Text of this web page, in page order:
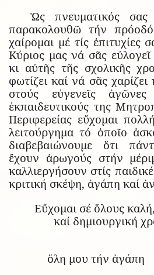
Ὡς πνευματικός
παρακολουθῶ τήν
χαίρομαι μέ τίς ἐπιτυχίες
Κύριος μας νά σᾶς εὐλογεῖ
κι αὐτῆς τῆς σχολικῆς
φωτίζει καί νά σᾶς χαρίζει
στούς εὐγενεῖς
ἐκπαιδευτικούς της
Περιφερείας εὔχομαι
λειτούργημα τό ὁποῖο
διαβεβαιώνουμε ὅτι
ἔχουν ἀρωγούς στήν
καλλιεργήσουν στίς
κριτική σκέψη, ἀγάπη καί
Εὔχομαι σέ ὅλους
καί δημιουργική
ὅλη μου τήν